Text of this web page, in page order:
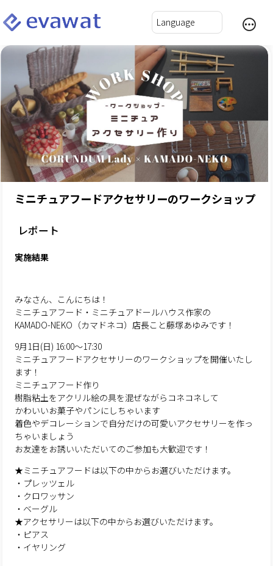
ミニチュアフードアクセサリーのワークショップ
レポート
実施結果
みなさん、こんにちは！
ミニチュアフード・ミニチュアドールハウス作家の
KAMADO-NEKO（カマドネコ）店長こと藤塚あゆみです！
9月1日(日) 16:00～17:30
ミニチュアフードアクセサリーのワークショップを開催いたし
ます！
ミニチュアフード作り
樹脂粘土をアクリル絵の具を混ぜながらコネコネして
かわいいお菓子やパンにしちゃいます
着色やデコレーションで自分だけの可愛いアクセサリーを作っ
ちゃいましょう
お友達をお誘いいただいてのご参加も大歓迎です！
★ミニチュアフードは以下の中からお選びいただけます。
・プレッツェル
・クロワッサン
・ベーグル
★アクセサリーは以下の中からお選びいただけます。
・ピアス
・イヤリング